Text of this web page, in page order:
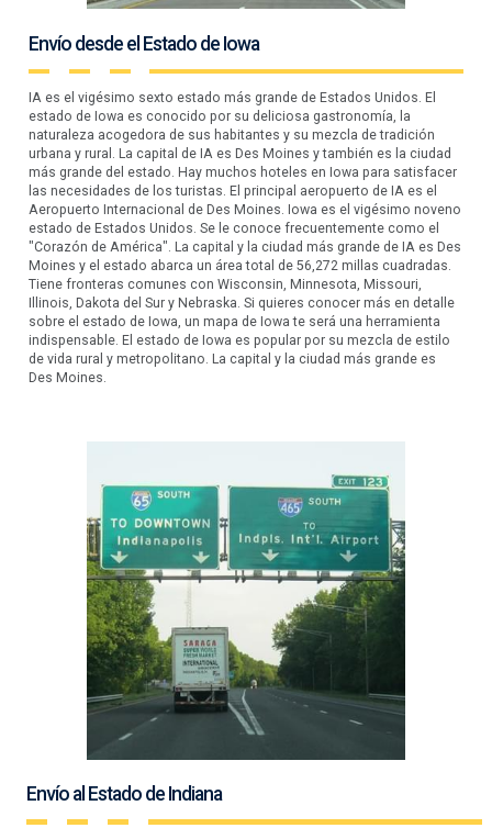
Envío desde el Estado de Iowa
IA es el vigésimo sexto estado más grande de Estados Unidos. El
estado de Iowa es conocido por su deliciosa gastronomía, la
naturaleza acogedora de sus habitantes y su mezcla de tradición
urbana y rural. La capital de IA es Des Moines y también es la ciudad
más grande del estado. Hay muchos hoteles en Iowa para satisfacer
las necesidades de los turistas. El principal aeropuerto de IA es el
Aeropuerto Internacional de Des Moines. Iowa es el vigésimo noveno
estado de Estados Unidos. Se le conoce frecuentemente como el
"Corazón de América". La capital y la ciudad más grande de IA es Des
Moines y el estado abarca un área total de 56,272 millas cuadradas.
Tiene fronteras comunes con Wisconsin, Minnesota, Missouri,
Illinois, Dakota del Sur y Nebraska. Si quieres conocer más en detalle
sobre el estado de Iowa, un mapa de Iowa te será una herramienta
indispensable. El estado de Iowa es popular por su mezcla de estilo
de vida rural y metropolitano. La capital y la ciudad más grande es
Des Moines.
Envío al Estado de Indiana